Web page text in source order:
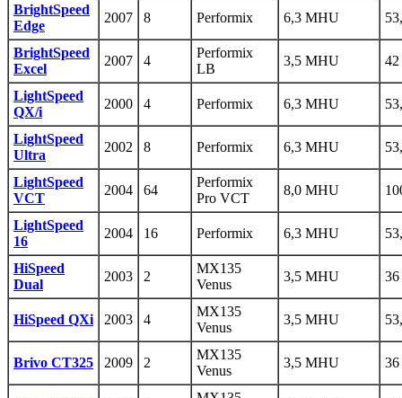
BrightSpeed
Edge
2007 8 Performix 6,3 MHU
BrightSpeed
Excel
2007 4
Performix
LB
3,5 MHU
LightSpeed
QX/i
2000 4 Performix 6,3 MHU
LightSpeed
Ultra
2002 8 Performix 6,3 MHU
LightSpeed
VCT
2004 64
Performix
Pro VCT
8,0 MHU
LightSpeed
16
2004 16 Performix 6,3 MHU
HiSpeed
Dual
2003 2
MX135
Venus
3,5 MHU
HiSpeed QXi 2003 4
MX135
Venus
3,5 MHU
Brivo CT325 2009 2
MX135
Venus
3,5 MHU